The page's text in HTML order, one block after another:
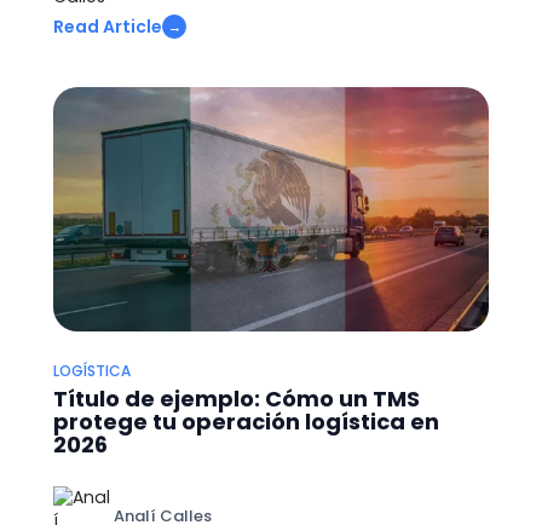
Read Article →
LOGÍSTICA
Título de ejemplo: Cómo un TMS
protege tu operación logística en
2026
Analí Calles